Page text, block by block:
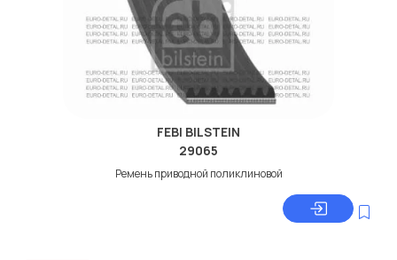
FEBI BILSTEIN
29065
Ремень приводной поликлиновой